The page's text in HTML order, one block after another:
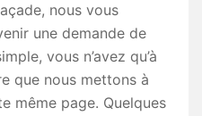
nous vous
une demande de
vous n’avez qu’à
que nous mettons à
même page. Quelques